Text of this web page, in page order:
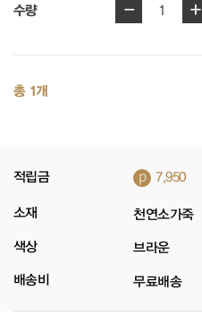
수량 - 1 +
총 1개
적립금 p 7,950
소재 천연소가죽
색상 브라운
배송비 무료배송